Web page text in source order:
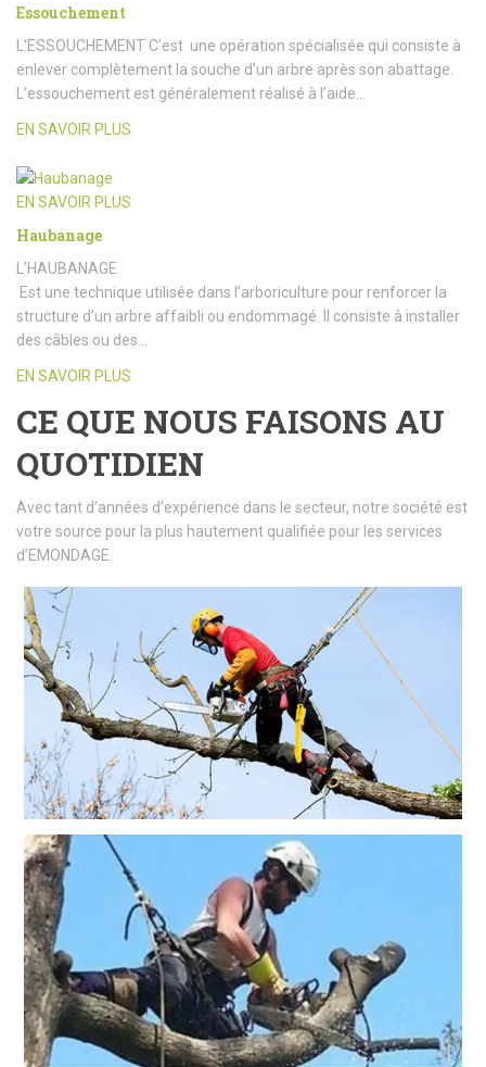
Essouchement
L’ESSOUCHEMENT C’est une opération spécialisée qui consiste à
enlever complètement la souche d’un arbre après son abattage.
L’essouchement est généralement réalisé à l’aide…
EN SAVOIR PLUS
EN SAVOIR PLUS
Haubanage
L’HAUBANAGE
Est une technique utilisée dans l’arboriculture pour renforcer la
structure d’un arbre affaibli ou endommagé. Il consiste à installer
des câbles ou des…
EN SAVOIR PLUS
CE QUE NOUS FAISONS AU
QUOTIDIEN
Avec tant d’années d’expérience dans le secteur, notre société est
votre source pour la plus hautement qualifiée pour les services
d’EMONDAGE.